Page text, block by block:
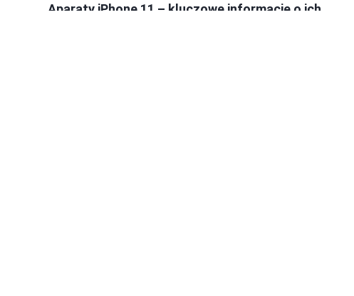
Aparaty iPhone 11 – kluczowe informacje o ich